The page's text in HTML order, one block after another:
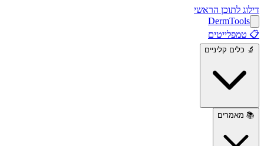
דילוג לתוכן הראשי
DermTools
📋 טמפלייטים
🔬 כלים קליניים
📚 מאמרים